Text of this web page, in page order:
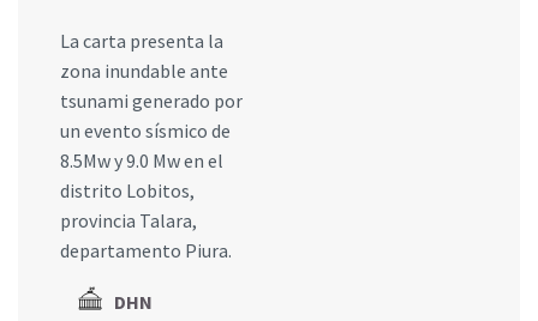
La carta presenta la
zona inundable ante
tsunami generado por
un evento sísmico de
8.5Mw y 9.0 Mw en el
distrito Lobitos,
provincia Talara,
departamento Piura.
DHN